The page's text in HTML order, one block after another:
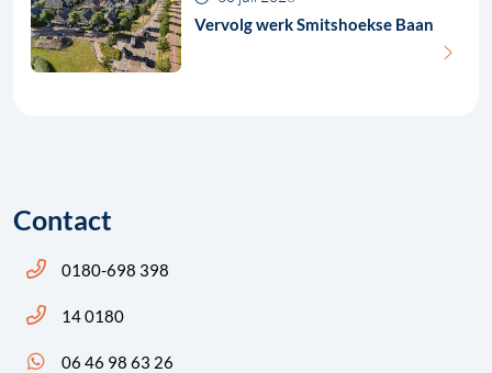
Vervolg werk Smitshoekse Baan
Contact
Bel ons: 14 0180
0180-698 398
Bel ons: 14 0180
14 0180
App ons: 06 46 98 63 26 (WhatsApp)
06 46 98 63 26